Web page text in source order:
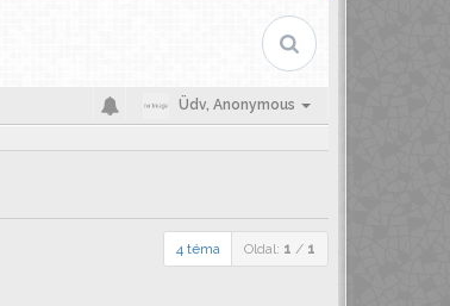
Üdv, Anonymous
4 téma Oldal: 1 / 1